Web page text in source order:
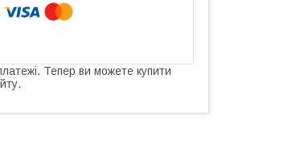
Тепер ви можете купити